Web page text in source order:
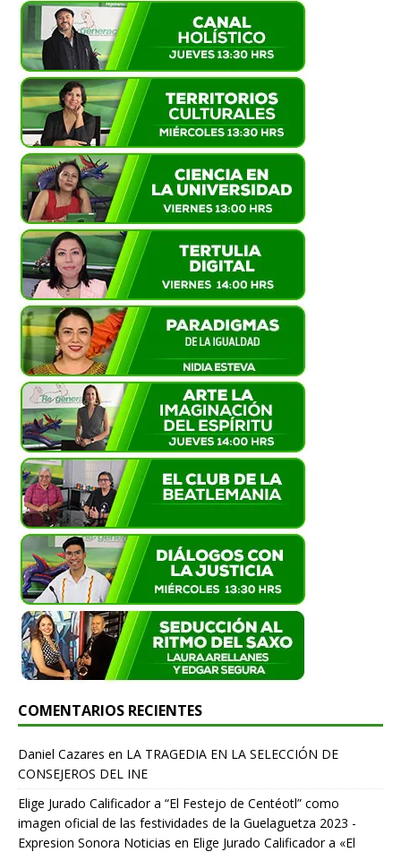
COMENTARIOS RECIENTES
Daniel Cazares en LA TRAGEDIA EN LA SELECCIÓN DE
CONSEJEROS DEL INE
Elige Jurado Calificador a “El Festejo de Centéotl” como
imagen oficial de las festividades de la Guelaguetza 2023 -
Expresion Sonora Noticias en Elige Jurado Calificador a «El